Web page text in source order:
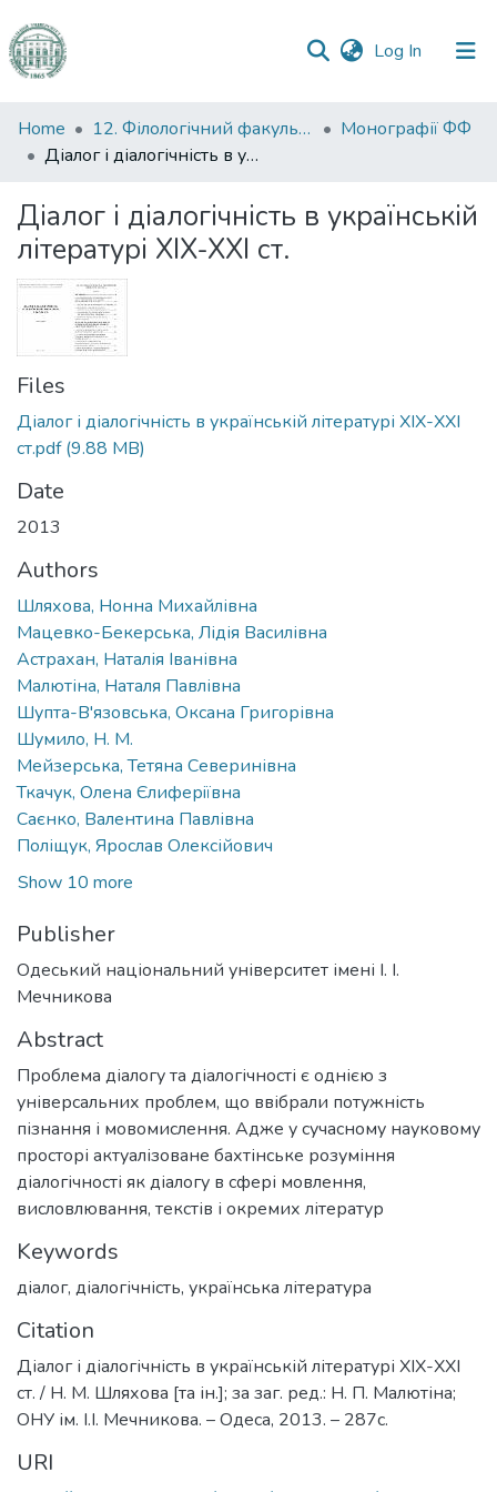
Log In (current)
Communities
&
All of DSpace
Statistics
Home 12. Філологічний факультет
Монографії ФФ
Діалог і діалогічність в українській літературі XIX-XXI ст.
Діалог і діалогічність в українській
літературі XIX-XXI ст.
Files
Діалог і діалогічність в українській літературі XIX-XXI
ст.pdf(9.88 MB)
Date
2013
Authors
Шляхова, Нонна Михайлівна
Мацевко-Бекерська, Лідія Василівна
Астрахан, Наталія Іванівна
Малютіна, Наталя Павлівна
Шупта-В'язовська, Оксана Григорівна
Шумило, Н. М.
Мейзерська, Тетяна Северинівна
Ткачук, Олена Єлиферiївна
Саєнко, Валентина Павлівна
Поліщук, Ярослав Олексійович
Show 10 more
Publisher
Одеський національний університет імені І. І.
Мечникова
Abstract
Проблема діалогу та діалогічності є однією з
універсальних проблем, що ввібрали потужність
пізнання і мовомислення. Адже у сучасному науковому
просторі актуалізоване бахтінське розуміння
діалогічності як діалогу в сфері мовлення,
висловлювання, текстів і окремих літератур
Keywords
діалог, діалогічність, українська література
Citation
Діалог і діалогічність в українській літературі XIX-XXI
ст. / Н. М. Шляхова [та ін.]; за заг. ред.: Н. П. Малютіна;
ОНУ ім. І.І. Мечникова. – Одеса, 2013. – 287с.
URI